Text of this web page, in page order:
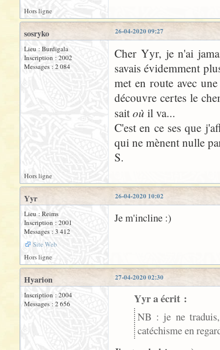
Hors ligne
26-04-2020 09:27
sosryko
Lieu : Burdigala
Inscription : 2002
Messages : 2 084
Cher Yyr, je n'ai
savais évidemment
met en route avec
découvre certes le
saitoù il va...
C'est en ce ses que
qui ne mènent nulle
S.
Hors ligne
26-04-2020 10:02
Yyr
Lieu : Reims
Inscription : 2001
Messages : 3 412
Site Web
Je m'incline :)
Hors ligne
27-04-2020 02:30
Hyarion
Inscription : 2004
Messages : 2 656
Yyr a écrit :
NB : je ne
catéchisme en